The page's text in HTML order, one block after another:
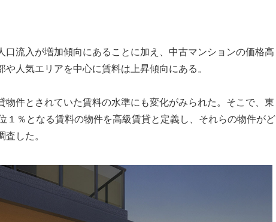
口流入が増加傾向にあることに加え、中古マンションの価格高
人気エリアを中心に賃料は上昇傾向にある。
物件とされていた賃料の水準にも変化がみられた。そこで、東
１％となる賃料の物件を高級賃貸と定義し、それらの物件がど
した。